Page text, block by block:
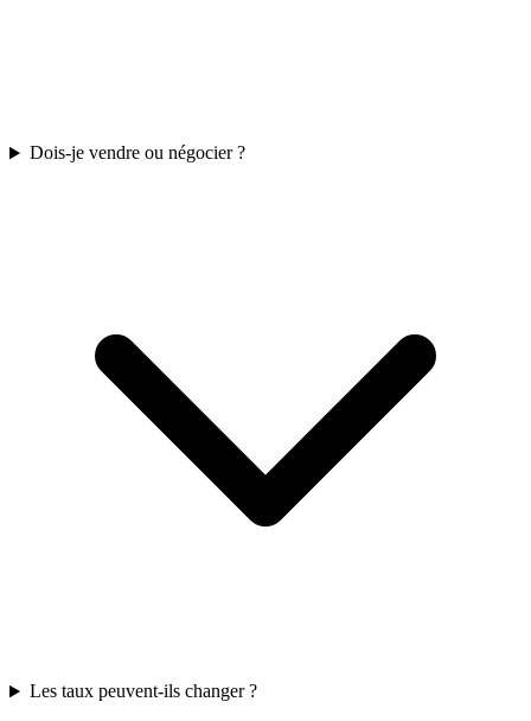
Dois-je vendre ou négocier ?
Les taux peuvent-ils changer ?